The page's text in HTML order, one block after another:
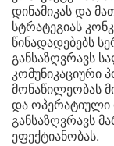
დინამიკას და
სტრატეგიას
წინადადებებს
განსაზღვრავს
კომუნიკაციური
მონაწილეობას
და ოპერატიული
განსაზღვრავს
ეფექტიანობას.